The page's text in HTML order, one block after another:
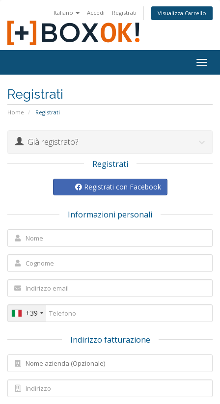
Italiano Accedi Registrati Visualizza Carrello
Registrati
Home Registrati
Già registrato?
Registrati
Registrati con Facebook
Informazioni personali
+39
Indirizzo fatturazione